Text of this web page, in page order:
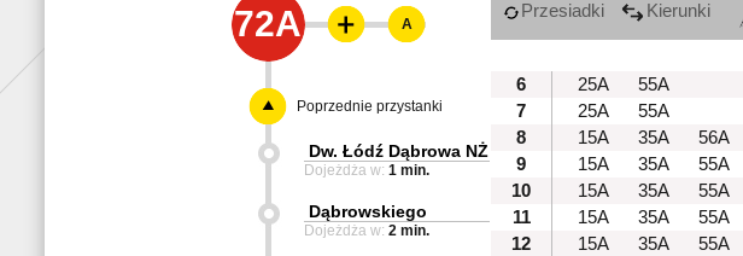
72A Przesiadki Kierunki
6
25A
55A
7
25A
55A
8
15A 35A
56A
9
15A 35A
55A
10
15A 35A
55A
11
15A 35A
55A
12
15A 35A
55A
A
Poprzednie przystanki
Dw. Łódź Dąbrowa NŻ
Dojeżdża w: 1 min.
Dąbrowskiego
Dojeżdża w: 2 min.